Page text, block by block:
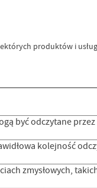
produktów i
być odczytane
kolejność
zmysłowych,